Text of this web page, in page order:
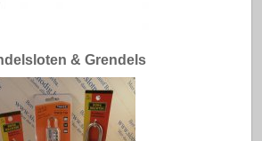
& Grendels